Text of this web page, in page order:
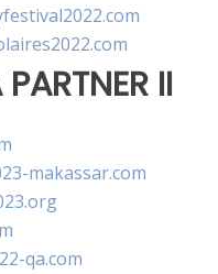
II
makassar.com
qa.com